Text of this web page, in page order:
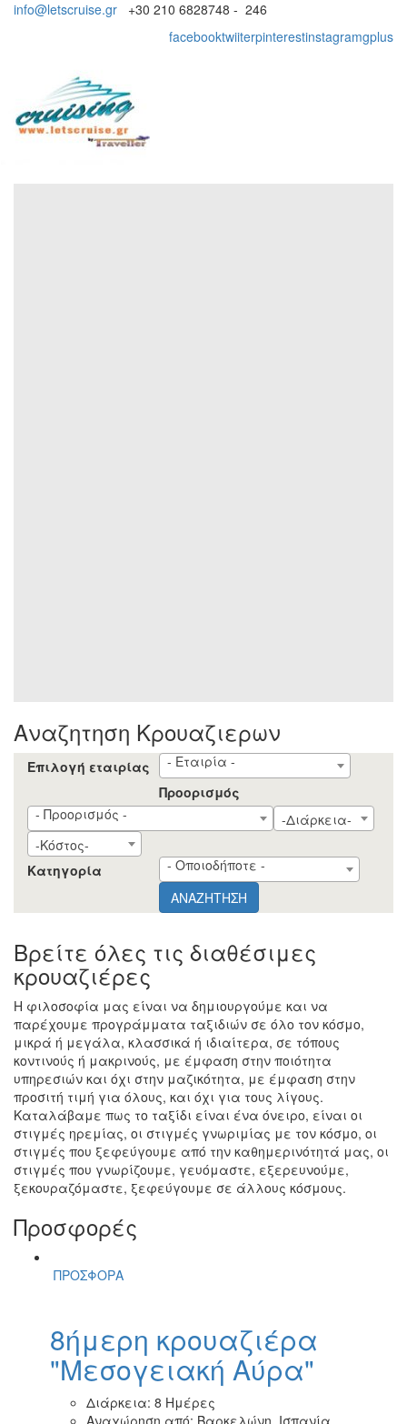
info@letscruise.gr
+30 210 6828748 - 246
facebooktwiiterpinterestinstagramgplus
Αναζητηση Κρουαζιερων
Επιλογή εταιρίας
- Εταιρία -
Προορισμός
- Προορισμός -
-Διάρκεια-
-Κόστος-
Κατηγορία
- Οποιοδήποτε -
ΑΝΑΖΗΤΗΣΗ
Βρείτε όλες τις διαθέσιμες
κρουαζιέρες
Η φιλοσοφία μας είναι να δημιουργούμε και να
παρέχουμε προγράμματα ταξιδιών σε όλο τον κόσμο,
μικρά ή μεγάλα, κλασσικά ή ιδιαίτερα, σε τόπους
κοντινούς ή μακρινούς, με έμφαση στην ποιότητα
υπηρεσιών και όχι στην μαζικότητα, με έμφαση στην
προσιτή τιμή για όλους, και όχι για τους λίγους.
Καταλάβαμε πως το ταξίδι είναι ένα όνειρο, είναι οι
στιγμές ηρεμίας, οι στιγμές γνωριμίας με τον κόσμο, οι
στιγμές που ξεφεύγουμε από την καθημερινότητά μας, οι
στιγμές που γνωρίζουμε, γευόμαστε, εξερευνούμε,
ξεκουραζόμαστε, ξεφεύγουμε σε άλλους κόσμους.
Προσφορές
ΠΡΟΣΦΟΡΑ
8ήμερη κρουαζιέρα
"Μεσογειακή Αύρα"
Διάρκεια: 8 Ημέρες
Αναχώρηση από: Βαρκελώνη, Ισπανία